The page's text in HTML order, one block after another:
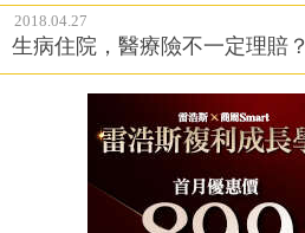
2018.04.27
生病住院，醫療險不一定理賠？